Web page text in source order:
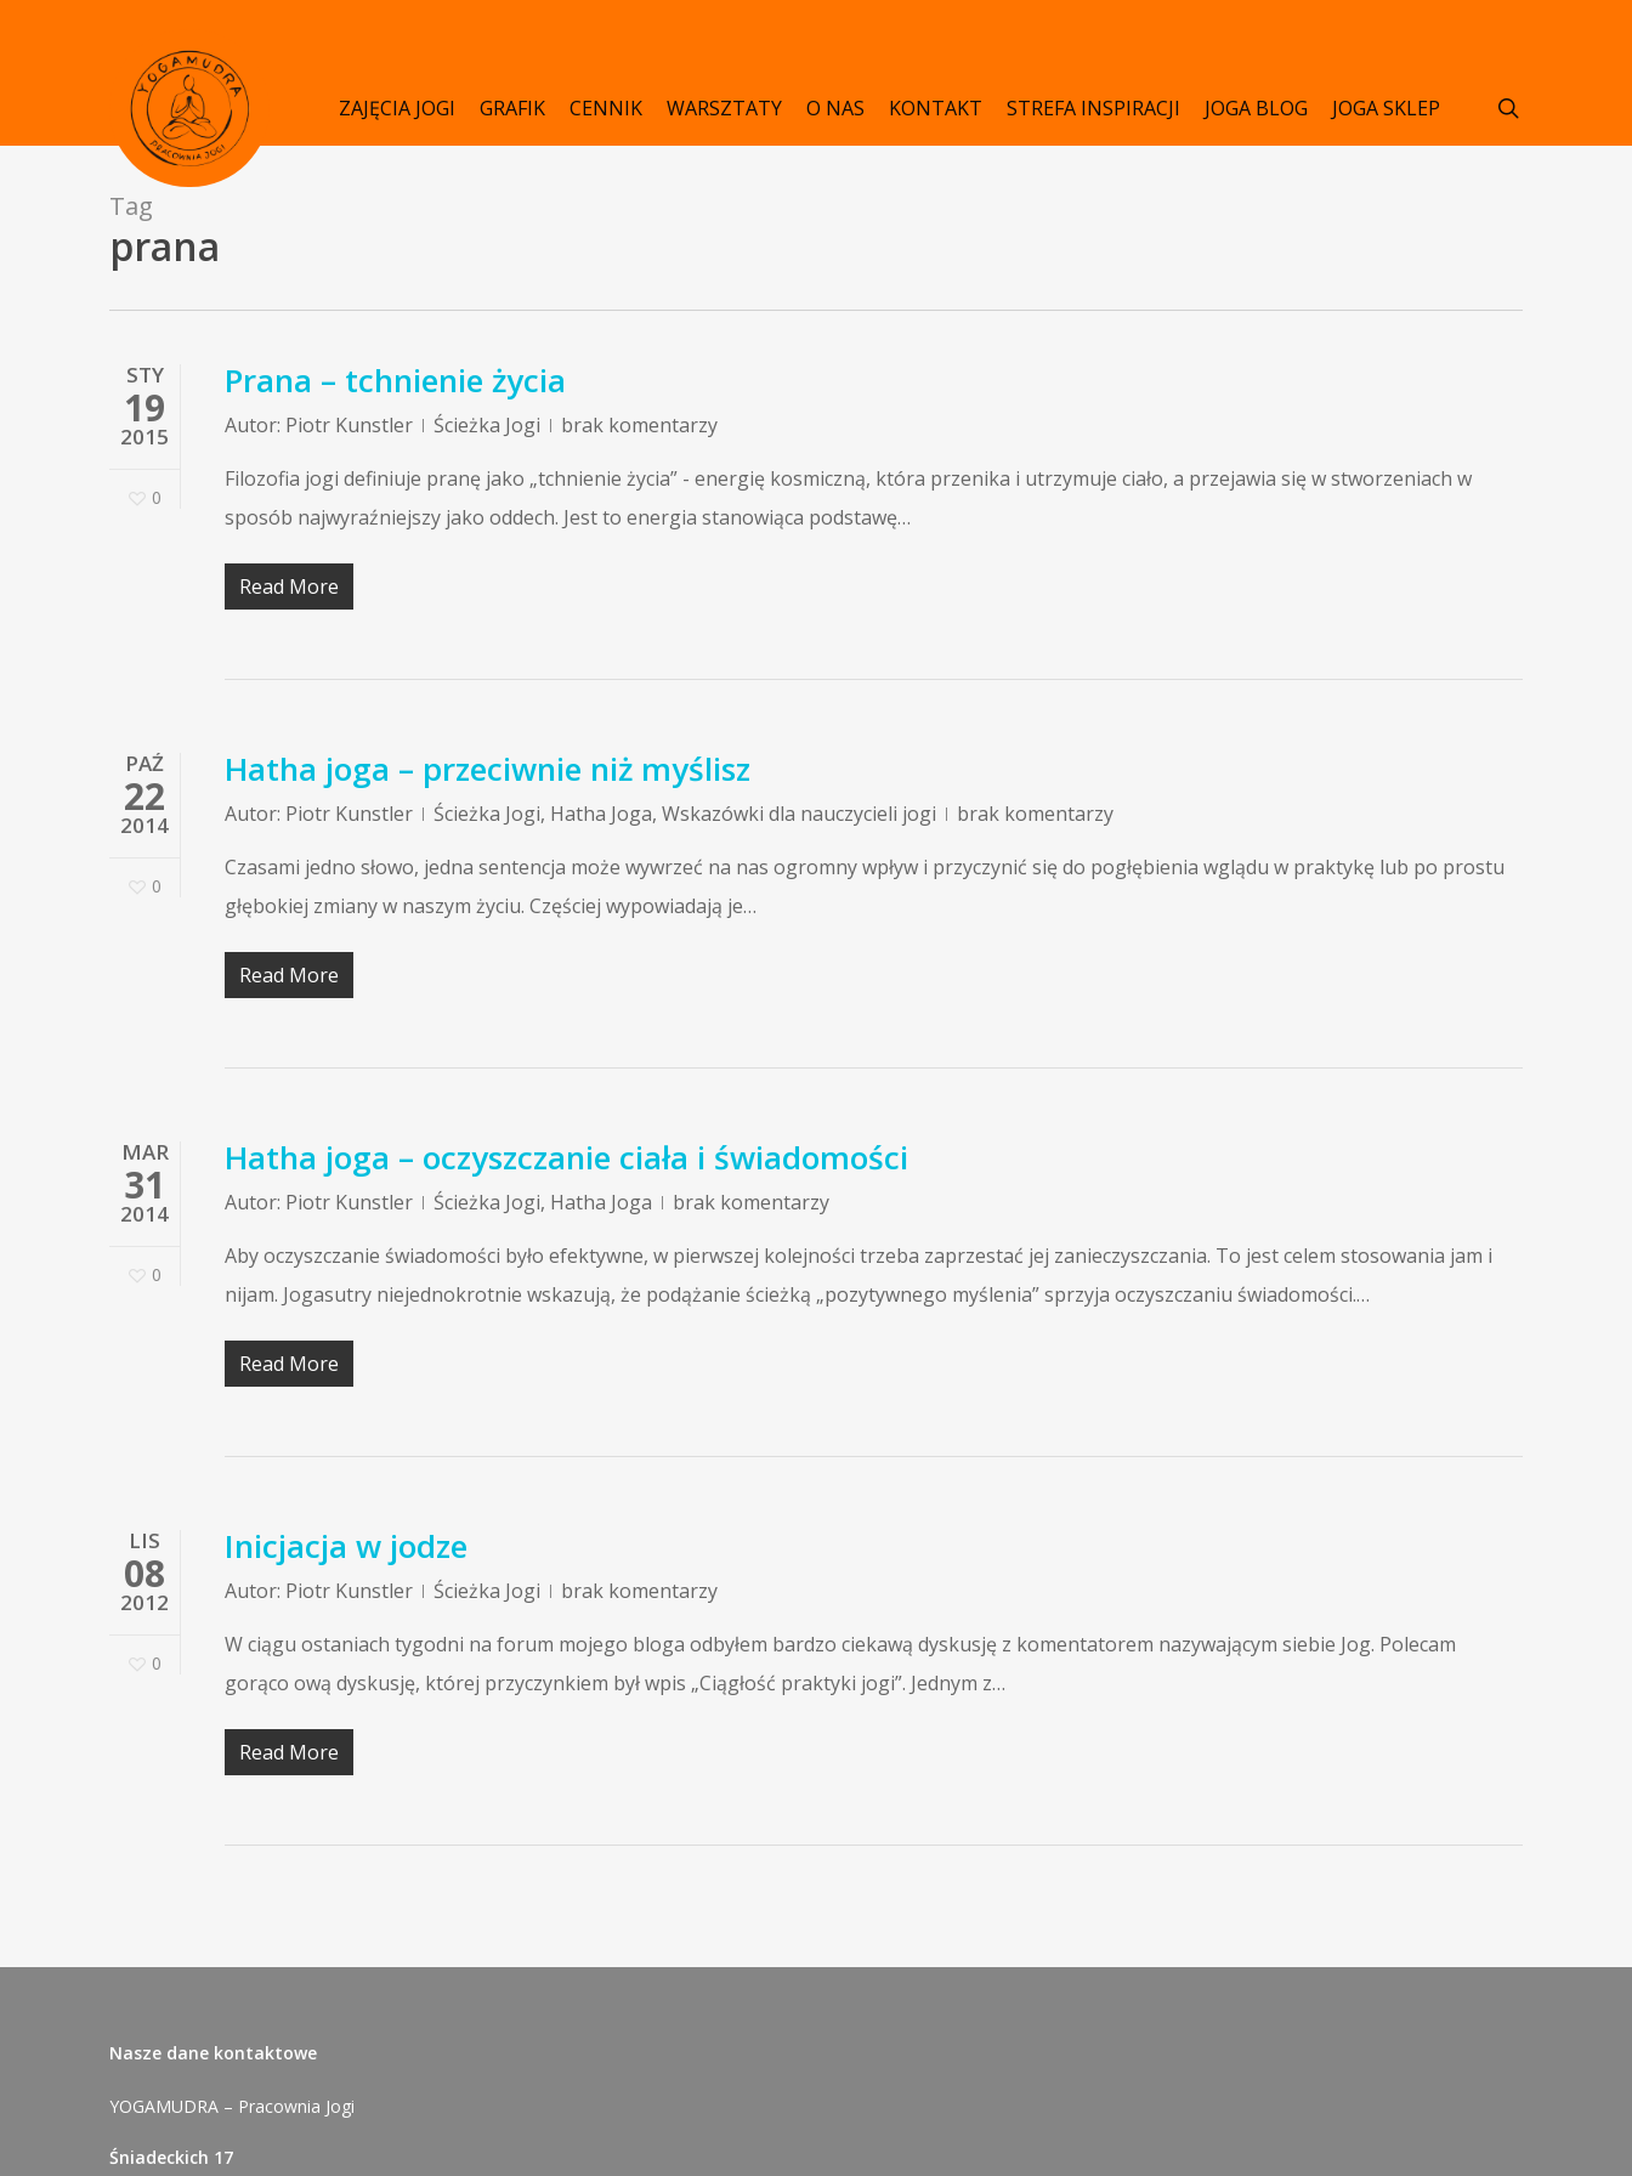
ZAJĘCIA JOGI GRAFIK CENNIK WARSZTATY O NAS KONTAKT STREFA INSPIRACJI JOGA BLOG JOGA SKLEP
Tag
prana
STY
19
2015
0
Prana – tchnienie życia
Autor: Piotr Kunstler Ścieżka Jogi
brak komentarzy
Filozofia jogi definiuje pranę jako „tchnienie życia” - energię kosmiczną, która przenika i utrzymuje ciało, a przejawia się w stworzeniach w
sposób najwyraźniejszy jako oddech. Jest to energia stanowiąca podstawę…
Read More
PAŹ
22
2014
0
Hatha joga – przeciwnie niż myślisz
Autor: Piotr Kunstler Ścieżka Jogi, Hatha Joga, Wskazówki dla nauczycieli jogi
brak komentarzy
Czasami jedno słowo, jedna sentencja może wywrzeć na nas ogromny wpływ i przyczynić się do pogłębienia wglądu w praktykę lub po prostu
głębokiej zmiany w naszym życiu. Częściej wypowiadają je…
Read More
MAR
31
2014
0
Hatha joga – oczyszczanie ciała i świadomości
Autor: Piotr Kunstler Ścieżka Jogi, Hatha Joga
brak komentarzy
Aby oczyszczanie świadomości było efektywne, w pierwszej kolejności trzeba zaprzestać jej zanieczyszczania. To jest celem stosowania jam i
nijam. Jogasutry niejednokrotnie wskazują, że podążanie ścieżką „pozytywnego myślenia” sprzyja oczyszczaniu świadomości.…
Read More
LIS
08
2012
0
Inicjacja w jodze
Autor: Piotr Kunstler Ścieżka Jogi
brak komentarzy
W ciągu ostaniach tygodni na forum mojego bloga odbyłem bardzo ciekawą dyskusję z komentatorem nazywającym siebie Jog. Polecam
gorąco ową dyskusję, której przyczynkiem był wpis „Ciągłość praktyki jogi”. Jednym z…
Read More
Nasze dane kontaktowe
YOGAMUDRA – Pracownia Jogi
Śniadeckich 17